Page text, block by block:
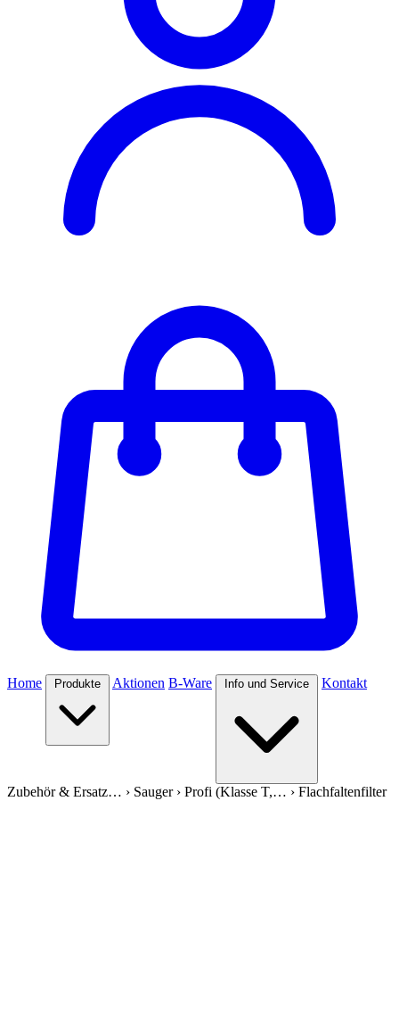
Home Produkte Aktionen B-Ware Info und Service Kontakt
Zubehör & Ersatz… › Sauger› Profi (Klasse T,… › Flachfaltenfilter